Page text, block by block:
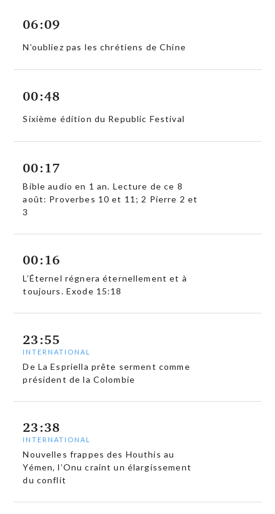
06:09
N’oubliez pas les chrétiens de Chine
00:48
Sixième édition du Republic Festival
00:17
Bible audio en 1 an. Lecture de ce 8
août: Proverbes 10 et 11; 2 Pierre 2 et
3
00:16
L’Éternel régnera éternellement et à
toujours. Exode 15:18
23:55
INTERNATIONAL
De La Espriella prête serment comme
président de la Colombie
23:38
INTERNATIONAL
Nouvelles frappes des Houthis au
Yémen, l’Onu craint un élargissement
du conflit